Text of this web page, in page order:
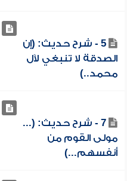
5 - شرح حديث: (إن
الصدقة لا تنبغي لآل
محمد..)
7 - شرح حديث: (...
مولى القوم من
أنفسهم...)